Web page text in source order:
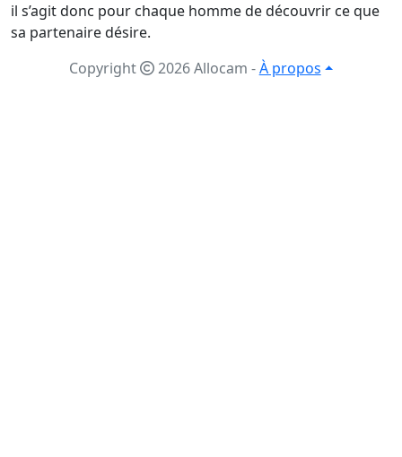
il s’agit donc pour chaque homme de découvrir ce que
sa partenaire désire.
Copyright
2026 Allocam -À propos